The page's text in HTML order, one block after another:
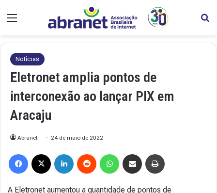
Notícias
Eletronet amplia pontos de
interconexão ao lançar PIX em
Aracaju
Abranet 24 de maio de 2022
A Eletronet aumentou a quantidade de pontos de